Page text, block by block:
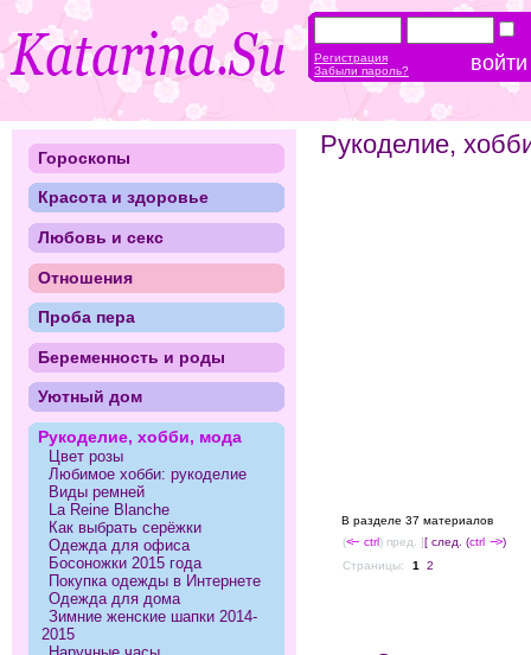
Рукоделие,
В разделе 37 материалов
(<-- ctrl) пред. ][ след. (ctrl --> )
Страницы:
1 2
Гороскопы
Красота и здоровье
Любовь и секс
Отношения
Проба пера
Беременность и роды
Уютный дом
Рукоделие, хобби, мода
Цвет розы
Любимое хобби: рукоделие
Виды ремней
La Reine Blanche
Как выбрать серёжки
Одежда для офиса
Босоножки 2015 года
Покупка одежды в Интернете
Одежда для дома
Зимние женские шапки 2014-
2015
Регистрация
Забыли пароль?